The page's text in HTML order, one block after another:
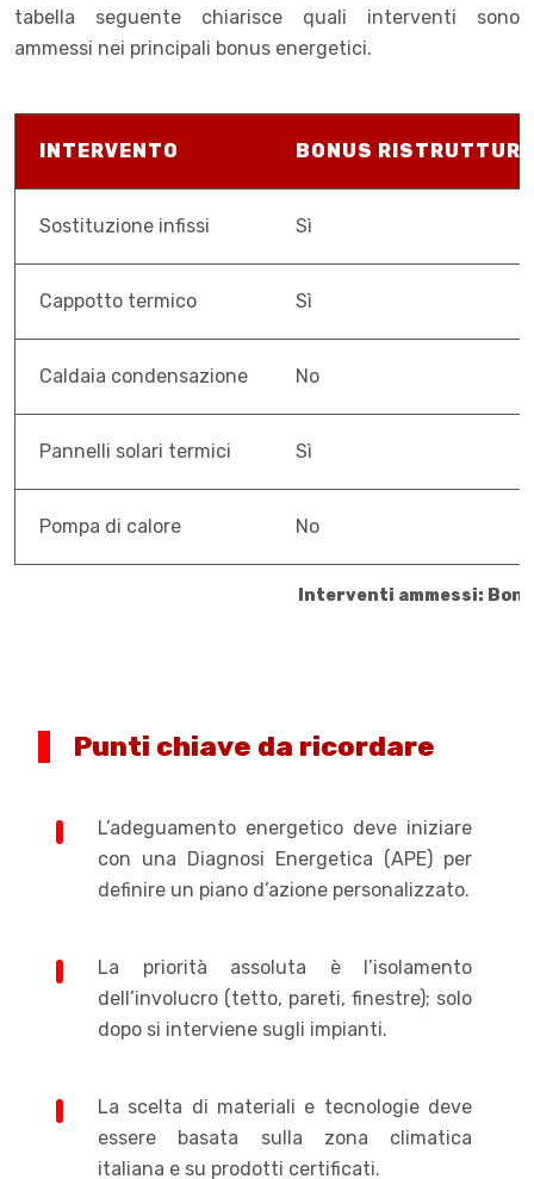
tabella seguente chiarisce quali interventi sono
ammessi nei principali bonus energetici.
Interventi ammessi:
INTERVENTO BONUS
Sostituzione infissi Sì
Cappotto termico Sì
Caldaia condensazione No
Pannelli solari termici Sì
Pompa di calore No
Punti chiave da ricordare
L’adeguamento energetico deve iniziare
con una Diagnosi Energetica (APE) per
definire un piano d’azione personalizzato.
La priorità assoluta è l’isolamento
dell’involucro (tetto, pareti, finestre); solo
dopo si interviene sugli impianti.
La scelta di materiali e tecnologie deve
essere basata sulla zona climatica
italiana e su prodotti certificati.